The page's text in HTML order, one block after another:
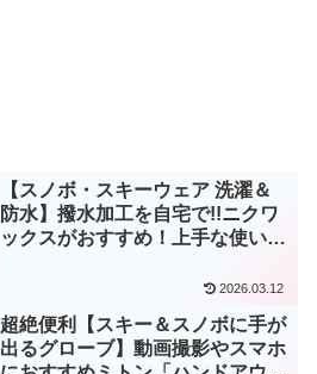
【スノボ・スキーウェア 洗濯＆
防水】撥水加工を自宅で!!ニクワ
ックスがおすすめ！上手な使い方
2026.03.12
超絶便利【スキー＆スノボに手が
出るグローブ】動画撮影やスマホ